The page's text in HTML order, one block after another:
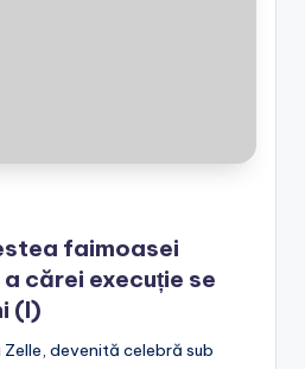
faimoasei
cărei execuție se
(I)
devenită celebră sub